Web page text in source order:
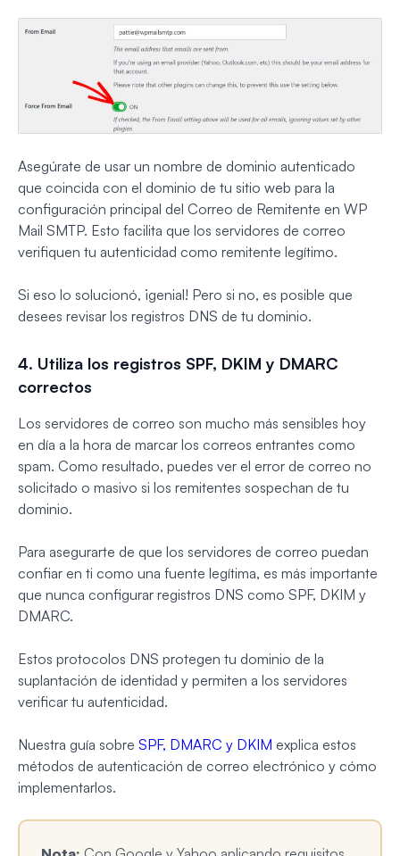
Asegúrate de usar un nombre de dominio autenticado
que coincida con el dominio de tu sitio web para la
configuración principal del Correo de Remitente en WP
Mail SMTP. Esto facilita que los servidores de correo
verifiquen tu autenticidad como remitente legítimo.
Si eso lo solucionó, ¡genial! Pero si no, es posible que
desees revisar los registros DNS de tu dominio.
4. Utiliza los registros SPF, DKIM y DMARC
correctos
Los servidores de correo son mucho más sensibles hoy
en día a la hora de marcar los correos entrantes como
spam. Como resultado, puedes ver el error de correo no
solicitado o masivo si los remitentes sospechan de tu
dominio.
Para asegurarte de que los servidores de correo puedan
confiar en ti como una fuente legítima, es más importante
que nunca configurar registros DNS como SPF, DKIM y
DMARC.
Estos protocolos DNS protegen tu dominio de la
suplantación de identidad y permiten a los servidores
verificar tu autenticidad.
Nuestra guía sobre SPF, DMARC y DKIM explica estos
métodos de autenticación de correo electrónico y cómo
implementarlos.